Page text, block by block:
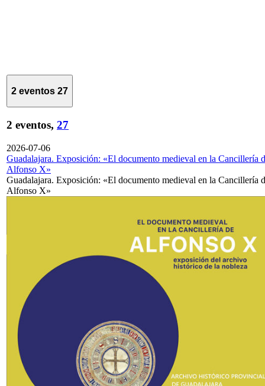
2 eventos 27
2 eventos, 27
2026-07-06
Guadalajara. Exposición: «El documento medieval en la Cancillería
Alfonso X»
Guadalajara. Exposición: «El documento medieval en la Cancillería
Alfonso X»